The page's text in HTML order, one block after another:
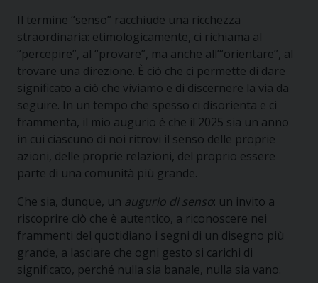
Il termine “senso” racchiude una ricchezza
straordinaria: etimologicamente, ci richiama al
“percepire”, al “provare”, ma anche all’“orientare”, al
trovare una direzione. È ciò che ci permette di dare
significato a ciò che viviamo e di discernere la via da
seguire. In un tempo che spesso ci disorienta e ci
frammenta, il mio augurio è che il 2025 sia un anno
in cui ciascuno di noi ritrovi il senso delle proprie
azioni, delle proprie relazioni, del proprio essere
parte di una comunità più grande.
Che sia, dunque, un augurio di senso: un invito a
riscoprire ciò che è autentico, a riconoscere nei
frammenti del quotidiano i segni di un disegno più
grande, a lasciare che ogni gesto si carichi di
significato, perché nulla sia banale, nulla sia vano.